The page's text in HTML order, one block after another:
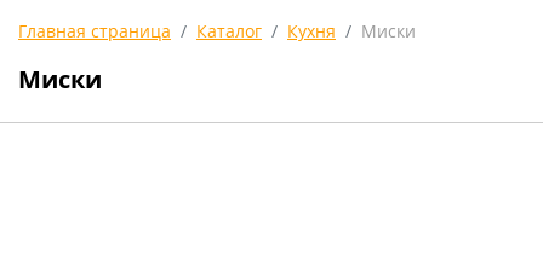
Главная страница Каталог Кухня Миски
Миски